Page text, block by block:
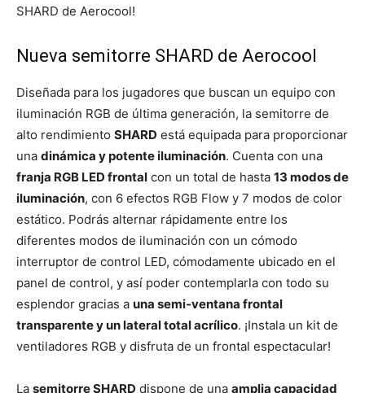
SHARD de Aerocool!
Nueva semitorre SHARD de Aerocool
Diseñada para los jugadores que buscan un equipo con
iluminación RGB de última generación, la semitorre de
alto rendimiento SHARD está equipada para proporcionar
una dinámica y potente iluminación. Cuenta con una
franja RGB LED frontal con un total de hasta 13 modos de
iluminación, con 6 efectos RGB Flow y 7 modos de color
estático. Podrás alternar rápidamente entre los
diferentes modos de iluminación con un cómodo
interruptor de control LED, cómodamente ubicado en el
panel de control, y así poder contemplarla con todo su
esplendor gracias a una semi-ventana frontal
transparente y un lateral total acrílico. ¡Instala un kit de
ventiladores RGB y disfruta de un frontal espectacular!
La semitorre SHARD dispone de una amplia capacidad